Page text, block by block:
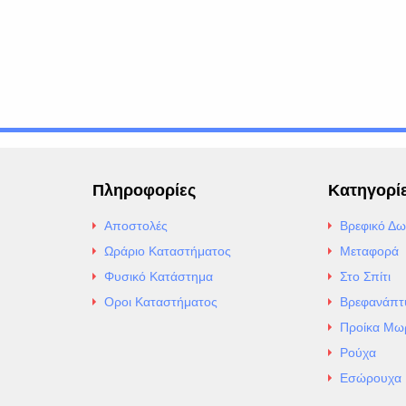
Πληροφορίες
Αποστολές
Ωράριο Καταστήματος
Φυσικό Κατάστημα
Οροι Καταστήματος
Βρεφικό
Μεταφορά
Στο Σπίτι
Προίκα
Ρούχα
Εσώρουχα